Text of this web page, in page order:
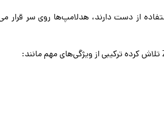
از دست دارند، هدلامپ‌ها روی سر قرار